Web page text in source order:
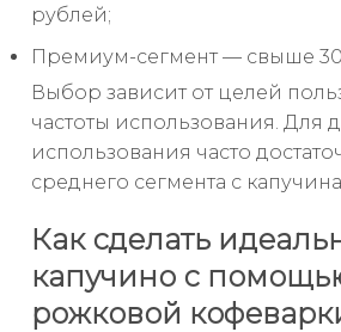
рублей;
Премиум-сегмент — свыше
Выбор зависит от целей
частоты использования. Для
использования часто
среднего сегмента с
Как сделать
капучино с
рожковой